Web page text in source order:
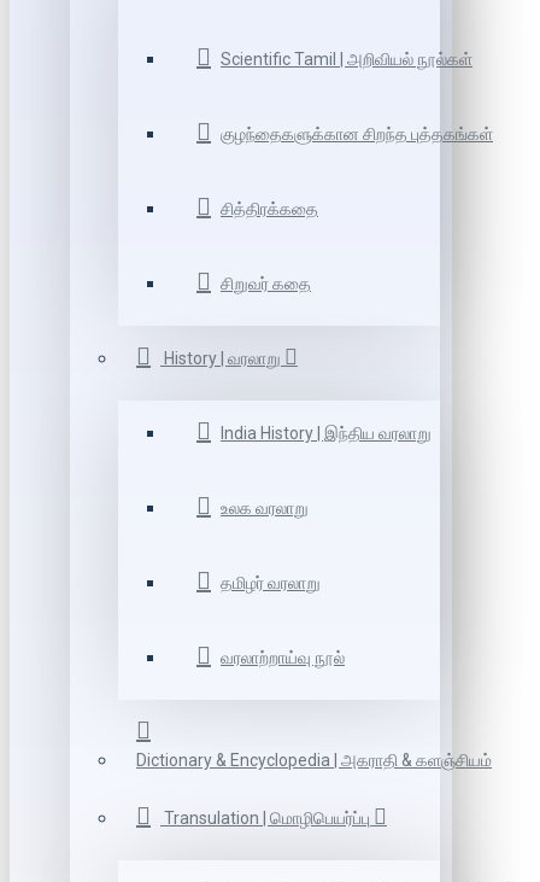
Scientific Tamil | அறிவியல் நூல்கள்
குழந்தைகளுக்கான சிறந்த புத்தகங்கள்
சித்திரக்கதை
சிறுவர் கதை
History | வரலாறு
India History | இந்திய வரலாறு
உலக வரலாறு
தமிழர் வரலாறு
வரலாற்றாய்வு நூல்
Dictionary & Encyclopedia | அகராதி & களஞ்சியம்
Transulation | மொழிபெயர்ப்பு